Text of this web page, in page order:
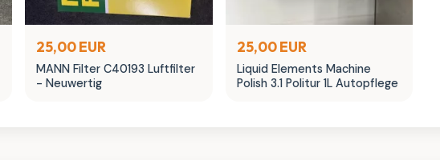
25,00 EUR
MANN Filter C40193 Luftfilter
- Neuwertig
25,00 EUR
Liquid Elements Machine
Polish 3.1 Politur 1L Autopflege